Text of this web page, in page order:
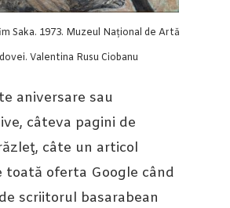
Saka. 1973. Muzeul Național de Artă
Valentina Rusu Ciobanu
aniversare sau
câteva pagini de
câte un articol
toată oferta Google când
scriitorul basarabean